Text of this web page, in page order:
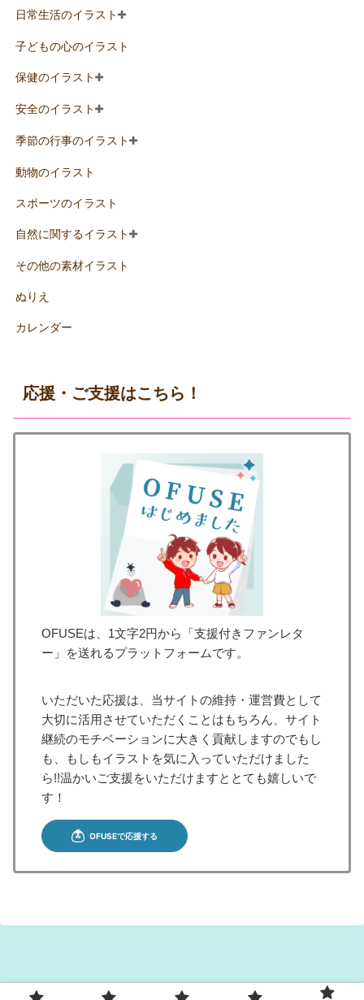
日常生活のイラスト
子どもの心のイラスト
保健のイラスト
安全のイラスト
季節の行事のイラスト
動物のイラスト
スポーツのイラスト
自然に関するイラスト
その他の素材イラスト
ぬりえ
カレンダー
応援・ご支援はこちら！
OFUSEは、1文字2円から「支援付きファンレタ
ー」を送れるプラットフォームです。
いただいた応援は、当サイトの維持・運営費として
大切に活用させていただくことはもちろん、サイト
継続のモチベーションに大きく貢献しますのでもし
も、もしもイラストを気に入っていただけました
ら!!温かいご支援をいただけますととても嬉しいで
す！